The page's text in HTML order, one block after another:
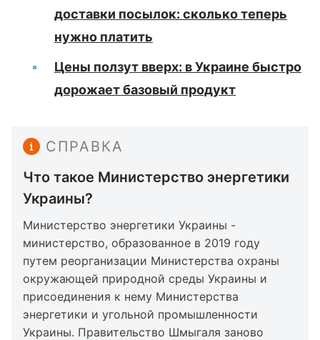
доставки посылок: сколько теперь
нужно платить
Цены ползут вверх: в Украине быстро
дорожает базовый продукт
СПРАВКА
Что такое Министерство энергетики
Украины?
Министерство энергетики Украины -
министерство, образованное в 2019 году
путем реорганизации Министерства охраны
окружающей природной среды Украины и
присоединения к нему Министерства
энергетики и угольной промышленности
Украины. Правительство Шмыгаля заново